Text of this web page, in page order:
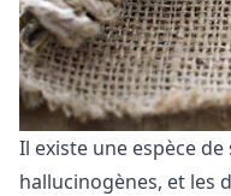
Il existe une espèce
hallucinogènes, et les